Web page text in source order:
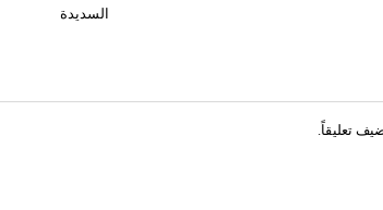
السديدة
تعليقاً.